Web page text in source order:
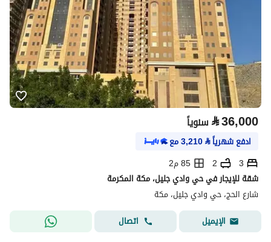
⃁36,000 سنوياً
ادفع شهرياً⃁
3,210مع
3
2
85 م2
شقة للإيجار في حي وادي جليل، مكة المكرمة
شارع الحج، حي وادي جليل، مكة
الإيميل
اتصال